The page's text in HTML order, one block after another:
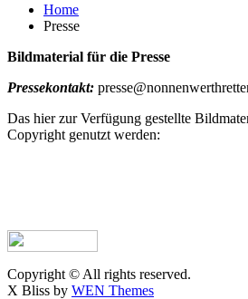
Home
Presse
Bildmaterial für die Presse
Pressekontakt:
Das hier zur Verfügung gestellte
Copyright genutzt werden:
Copyright © All rights reserved.
X Bliss by WEN Themes